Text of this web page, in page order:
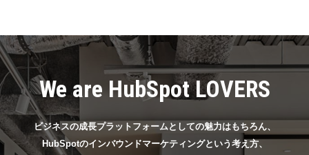
We are HubSpot LOVERS
ビジネスの成長プラットフォームとしての魅力はもちろん、
HubSpotのインバウンドマーケティングという考え方、